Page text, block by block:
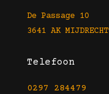
De Passage 10
3641 AK MIJDRECHT
Telefoon
0297 284479